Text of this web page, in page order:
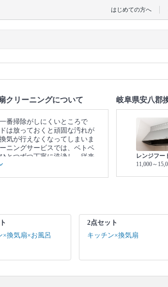
はじめての方へ
クリーニングについて
番掃除がしにくいところで
は放っておくと頑固な汚れが
気が行えなくなってしまいま
ニングサービスでは、ベトベ
とつずつ丁寧に洗浄し、従来
す。
換気扇クリーニングの作業範
い。
岐阜県安八郡
レンジフー
11,000～
×換気扇×お風呂
2点セット
キッチン×換気扇